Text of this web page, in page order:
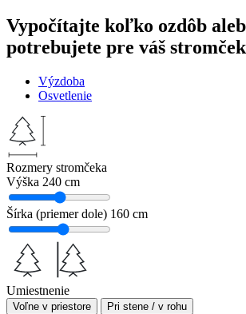
Vypočítajte koľko ozdôb
potrebujete pre váš
Výzdoba
Osvetlenie
Rozmery stromčeka
Výška 240 cm
Šírka (priemer dole) 160 cm
Umiestnenie
Voľne v priestore Pri stene / v rohu